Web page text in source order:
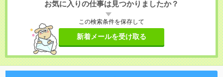
お気に入りの仕事は見つかりましたか？
この検索条件を保存して
新着メールを受け取る